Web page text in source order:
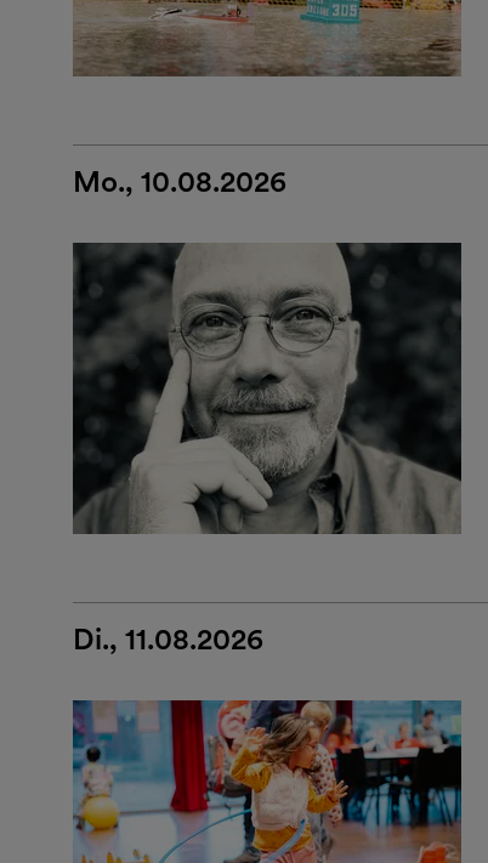
Mo., 10.08.2026
Di., 11.08.2026